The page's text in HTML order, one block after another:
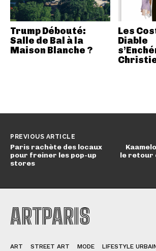
Trump Débouté:
Salle de Bal à la
Maison Blanche ?
Les
Diable
PREVIOUS ARTICLE
Paris rachète des locaux
pour freiner les pop-up
stores
le retour
ARTPARIS
ART STREET ART MODE LIFESTYLE